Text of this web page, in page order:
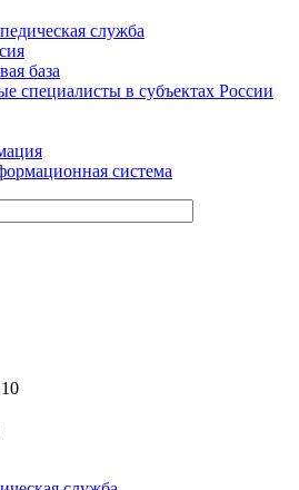
служба
база
специалисты в субъектах России
система